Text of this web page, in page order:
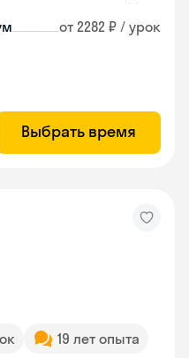
от 2282 ₽ / урок
Выбрать время
19 лет опыта